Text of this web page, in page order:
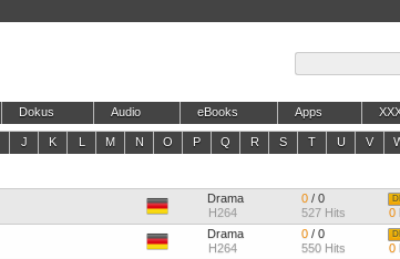
Dokus Audio eBooks Apps
J K L M N O P Q R S T U V
Drama
H264
0 / 0
527 Hits
0
Drama
H264
0 / 0
550 Hits
0